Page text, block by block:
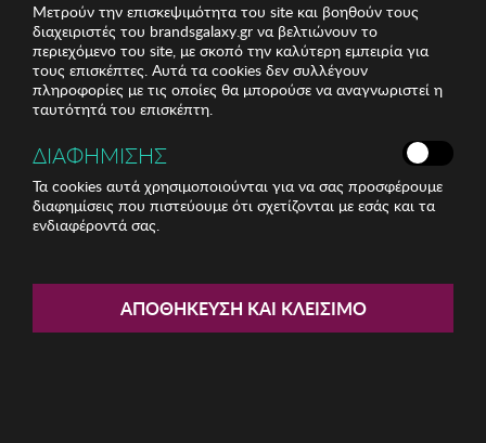
Διπλή Pique Κουβέρτα Mijolnir
Μετρούν την επισκεψιμότητα του site και βοηθούν τους
διαχειριστές του brandsgalaxy.gr να βελτιώνουν το
περιεχόμενο του site, με σκοπό την καλύτερη εμπειρία για
τους επισκέπτες. Αυτά τα cookies δεν συλλέγουν
πληροφορίες με τις οποίες θα μπορούσε να αναγνωριστεί η
ταυτότητά του επισκέπτη.
ΔΙΑΦΗΜΙΣΗΣ
Τα cookies αυτά χρησιμοποιούνται για να σας προσφέρουμε
διαφημίσεις που πιστεύουμε ότι σχετίζονται με εσάς και τα
ενδιαφέροντά σας.
ΑΠΟΘΉΚΕΥΣΗ ΚΑΙ ΚΛΕΊΣΙΜΟ